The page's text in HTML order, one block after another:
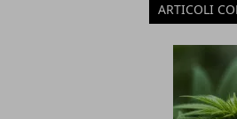
ARTICOLI